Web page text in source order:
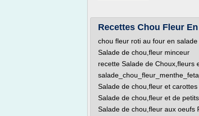
Recettes Chou Fleur
chou fleur roti au four en salade
Salade de chou,fleur minceur
recette Salade de Choux,fleurs
Salade de chou,fleur et carottes
Salade de chou,fleur et de
Salade de chou,fleur aux oeufs